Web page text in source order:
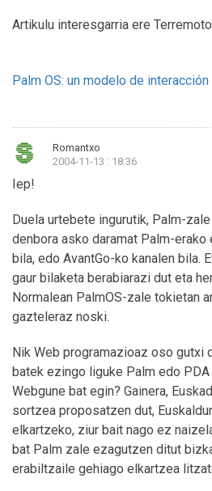
Artikulu interesgarria ere
Palm OS: un modelo de
Romantxo
2004-11-13 : 18:36
Iep!
Duela urtebete ingurutik, Palm-
denbora asko daramat Palm-
bila, edo AvantGo-ko kanalen bila.
gaur bilaketa berabiarazi dut eta
Normalean PalmOS-zale tokietan
gazteleraz noski.
Nik Web programazioaz oso gutxi
batek ezingo liguke Palm edo
Webgune bat egin? Gainera,
sortzea proposatzen dut,
elkartzeko, ziur bait nago ez
bat Palm zale ezagutzen ditut
erabiltzaile gehiago elkartzea